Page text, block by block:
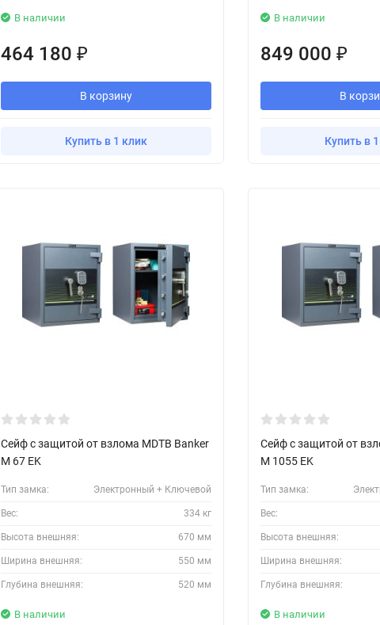
В наличии
464 180 ₽
В корзину
Купить в 1 клик
В наличии
849 000 ₽
В
Купить в
Сейф с защитой от взлома MDTB Banker
M 67 EK
Тип замка: Электронный + Ключевой
Вес: 334 кг
Высота внешняя: 670 мм
Ширина внешняя: 550 мм
Глубина внешняя: 520 мм
В наличии
Сейф с защитой от
M 1055 EK
Тип замка:
Вес:
Высота внешняя:
Ширина внешняя:
Глубина внешняя:
В наличии